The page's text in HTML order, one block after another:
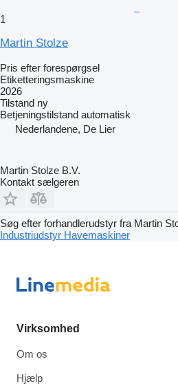
1
Martin Stolze
Pris efter forespørgsel
Etiketteringsmaskine
2026
Tilstand ny
Betjeningstilstand automatisk
Nederlandene, De Lier
Martin Stolze B.V.
Kontakt sælgeren
Søg efter forhandlerudstyr fra Martin
Industriudstyr Havemaskiner
Virksomhed
Om os
Hjælp